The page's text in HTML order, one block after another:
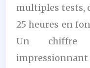
multiples tests,
25 heures en
Un chiffre